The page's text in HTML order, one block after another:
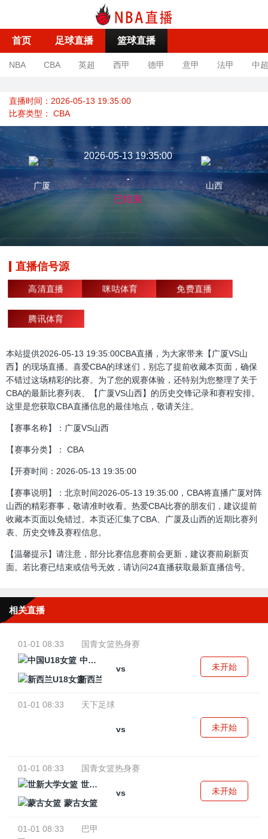
首页 足球直播 篮球直播
NBA CBA 英超 西甲 德甲 意甲 法甲 中超
直播时间：2026-05-13 19:35:00
比赛类型： CBA
广厦
2026-05-13 19:35:00
-
已结束
山西
直播信号源
高清直播 咪咕体育 免费直播
腾讯体育
本站提供2026-05-13 19:35:00CBA直播，为大家带来【广厦VS山
西】的现场直播。喜爱CBA的球迷们，别忘了提前收藏本页面，确保
不错过这场精彩的比赛。为了您的观赛体验，还特别为您整理了关于
CBA的最新比赛列表、【广厦VS山西】的历史交锋记录和赛程安排。
这里是您获取CBA直播信息的最佳地点，敬请关注。
【赛事名称】：广厦VS山西
【赛事分类】： CBA
【开赛时间：2026-05-13 19:35:00
【赛事说明】：北京时间2026-05-13 19:35:00，CBA将直播广厦对阵
山西的精彩赛事，敬请准时收看。热爱CBA比赛的朋友们，建议提前
收藏本页面以免错过。本页还汇集了CBA、广厦及山西的近期比赛列
表、历史交锋及赛程信息。
【温馨提示】请注意，部分比赛信息赛前会更新，建议赛前刷新页
面。若比赛已结束或信号无效，请访问24直播获取最新直播信号。
相关直播
01-01 08:33
国青女篮热身赛
中国U18女篮
vs
新西兰U18女篮
未开始
01-01 08:33 天下足球
vs 未开始
01-01 08:33
国青女篮热身赛
世新大学女篮
vs
蒙古女篮
未开始
01-01 08:33
巴甲